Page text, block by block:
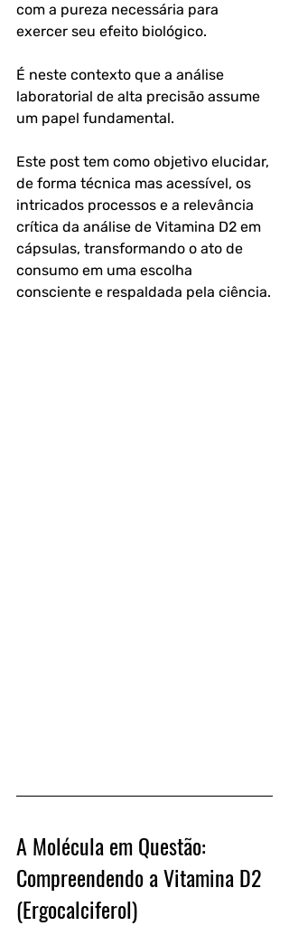
com a pureza necessária para
exercer seu efeito biológico.
É neste contexto que a análise
laboratorial de alta precisão assume
um papel fundamental.
Este post tem como objetivo elucidar,
de forma técnica mas acessível, os
intricados processos e a relevância
crítica da análise de Vitamina D2 em
cápsulas, transformando o ato de
consumo em uma escolha
consciente e respaldada pela ciência.
A Molécula em Questão:
Compreendendo a Vitamina D2
(Ergocalciferol)